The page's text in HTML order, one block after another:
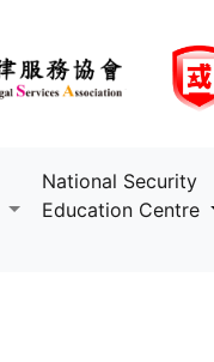
National Security
Education Centre